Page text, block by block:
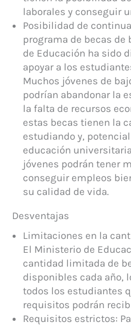
laborales y conseguir
Posibilidad de
programa de becas
de Educación ha sido
apoyar a los
Muchos jóvenes de
podrían abandonar la
la falta de recursos
estas becas tienen la
estudiando y,
educación
jóvenes podrán tener
conseguir empleos
su calidad de vida.
Desventajas
Limitaciones en la
El Ministerio de
cantidad limitada de
disponibles cada año,
todos los estudiantes
requisitos podrán
Requisitos estrictos: